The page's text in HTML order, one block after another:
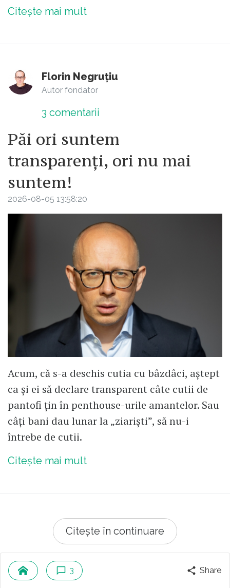
Citește mai mult
Florin Negruțiu
Autor fondator
3 comentarii
Păi ori suntem
transparenți, ori nu mai
suntem!
2026-08-05 13:58:20
Acum, că s-a deschis cutia cu bâzdâci, aștept
ca și ei să declare transparent câte cutii de
pantofi țin în penthouse-urile amantelor. Sau
câți bani dau lunar la „ziariști”, să nu-i
întrebe de cutii.
Citește mai mult
Citește în continuare
© 2026 Republica.ro
3 Share